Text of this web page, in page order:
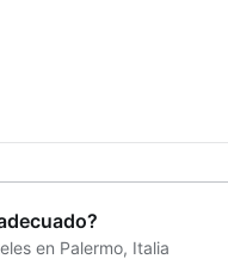
en Palermo, Italia